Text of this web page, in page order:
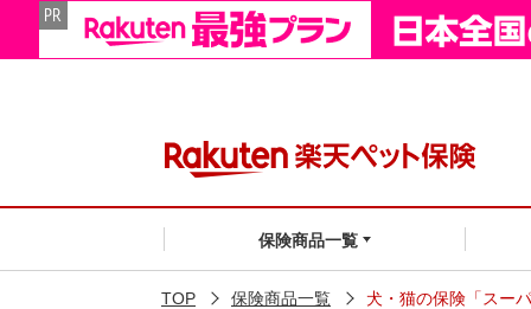
保険商品一覧
TOP 保険商品一覧 犬・猫の保険「スー